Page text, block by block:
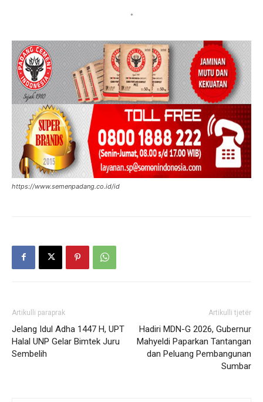
*
https://www.semenpadang.co.id/id
Artikulli paraprak
Jelang Idul Adha 1447 H, UPT
Halal UNP Gelar Bimtek Juru
Sembelih
Artikulli tjetër
Hadiri MDN-G 2026, Gubernur
Mahyeldi Paparkan Tantangan
dan Peluang Pembangunan
Sumbar